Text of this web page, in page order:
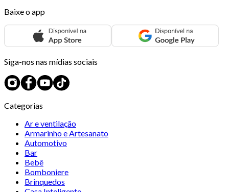
Baixe o app
Siga-nos nas mídias sociais
Categorias
Ar e ventilação
Armarinho e Artesanato
Automotivo
Bar
Bebê
Bomboniere
Brinquedos